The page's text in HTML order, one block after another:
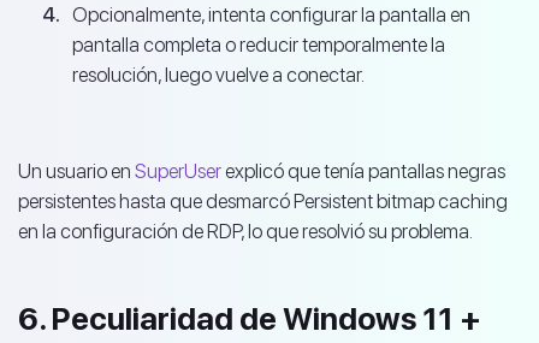
Opcionalmente, intenta configurar la pantalla en
pantalla completa o reducir temporalmente la
resolución, luego vuelve a conectar.
Un usuario en SuperUserexplicó que tenía pantallas negras
persistentes hasta que desmarcó Persistent bitmap caching
en la configuración de RDP, lo que resolvió su problema.
6. Peculiaridad de Windows 11 +